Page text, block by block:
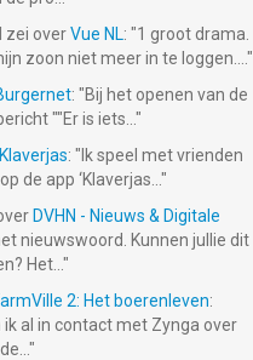
zei overVue NL: "1 groot drama.
zoon niet meer in te loggen.... "
: "Bij het openen van de
""Er is iets... "
Klaverjas: " Ik speel met vrienden
de app ‘Klaverjas... "
DVHN - Nieuws & Digitale
nieuwswoord. Kunnen jullie dit
Het... "
2: Het boerenleven:
ik al in contact met Zynga over
"